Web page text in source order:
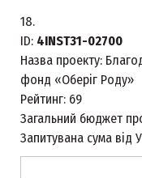
18.
ID: 4INST31-02700
Назва проекту:
фонд «Оберіг Роду»
Рейтинг: 69
Загальний бюджет
Запитувана сума від